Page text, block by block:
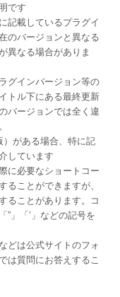
です
記載しているプラグイ
のバージョンと異なる
異なる場合がありま
グインバージョン等の
トル下にある最終更新
バージョンでは全く違
）がある場合、特に記
しています
に必要なショートコー
ることができますが、
ることがあります。コ
”」「’」などの記号を
どは公式サイトのフォ
は質問にお答えするこ